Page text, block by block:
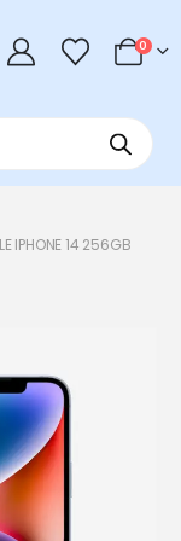
0
IPHONE 14 256GB